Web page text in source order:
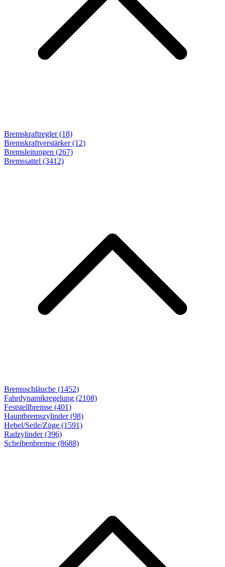
Bremskraftregler (18)
Bremskraftverstärker (12)
Bremsleitungen (267)
Bremssattel (3412)
Bremsschläuche (1452)
Fahrdynamikregelung (2108)
Feststellbremse (401)
Hauptbremszylinder (98)
Hebel/Seile/Züge (1591)
Radzylinder (396)
Scheibenbremse (8688)